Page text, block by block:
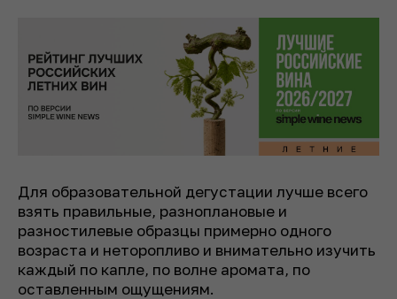
Для образовательной дегустации лучше всего
взять правильные, разноплановые и
разностилевые образцы примерно одного
возраста и неторопливо и внимательно изучить
каждый по капле, по волне аромата, по
оставленным ощущениям.